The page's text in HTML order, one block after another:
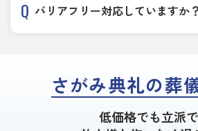
バリアフリー対応していますか？
さがみ典礼の葬
低価格でも立派で